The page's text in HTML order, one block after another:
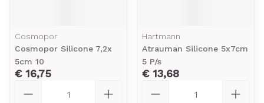
Cosmopor
Cosmopor Silicone 7,2x
5cm 10
€ 16,75
Hartmann
Atrauman Silicone 5x7cm
5 P/s
€ 13,68